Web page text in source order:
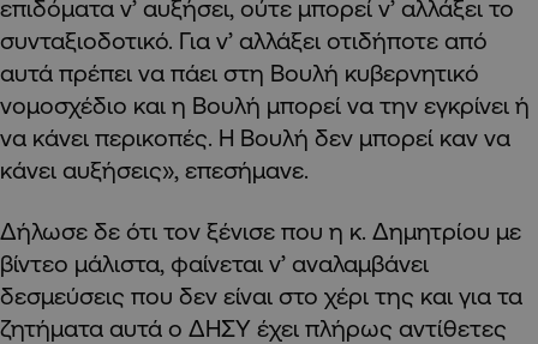
επιδόματα ν’ αυξήσει, ούτε μπορεί ν’ αλλάξει το
συνταξιοδοτικό. Για ν’ αλλάξει οτιδήποτε από
αυτά πρέπει να πάει στη Βουλή κυβερνητικό
νομοσχέδιο και η Βουλή μπορεί να την εγκρίνει ή
να κάνει περικοπές. Η Βουλή δεν μπορεί καν να
κάνει αυξήσεις», επεσήμανε.
Δήλωσε δε ότι τον ξένισε που η κ. Δημητρίου με
βίντεο μάλιστα, φαίνεται ν’ αναλαμβάνει
δεσμεύσεις που δεν είναι στο χέρι της και για τα
ζητήματα αυτά ο ΔΗΣΥ έχει πλήρως αντίθετες